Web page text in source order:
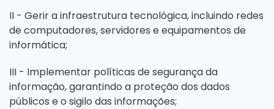
II - Gerir a infraestrutura tecnológica, incluindo redes
de computadores, servidores e equipamentos de
informática;
III - Implementar políticas de segurança da
informação, garantindo a proteção dos dados
públicos e o sigilo das informações;